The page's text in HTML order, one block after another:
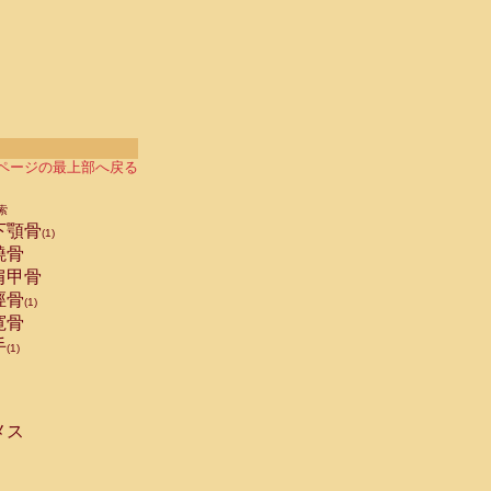
ージの最上部へ戻る
顎骨(1)
骨
甲骨
骨(1)
骨
(1)
ス